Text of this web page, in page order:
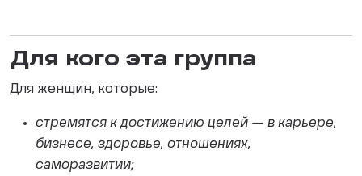
Для кого эта группа
Для женщин, которые:
стремятся к достижению целей — в карьере,
бизнесе, здоровье, отношениях,
саморазвитии;